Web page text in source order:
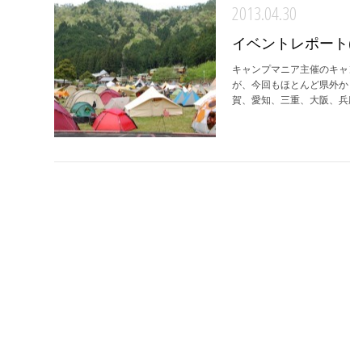
2013.04.30
イベントレポー
キャンプマニア主催のキ
が、今回もほとんど県外
賀、愛知、三重、大阪、